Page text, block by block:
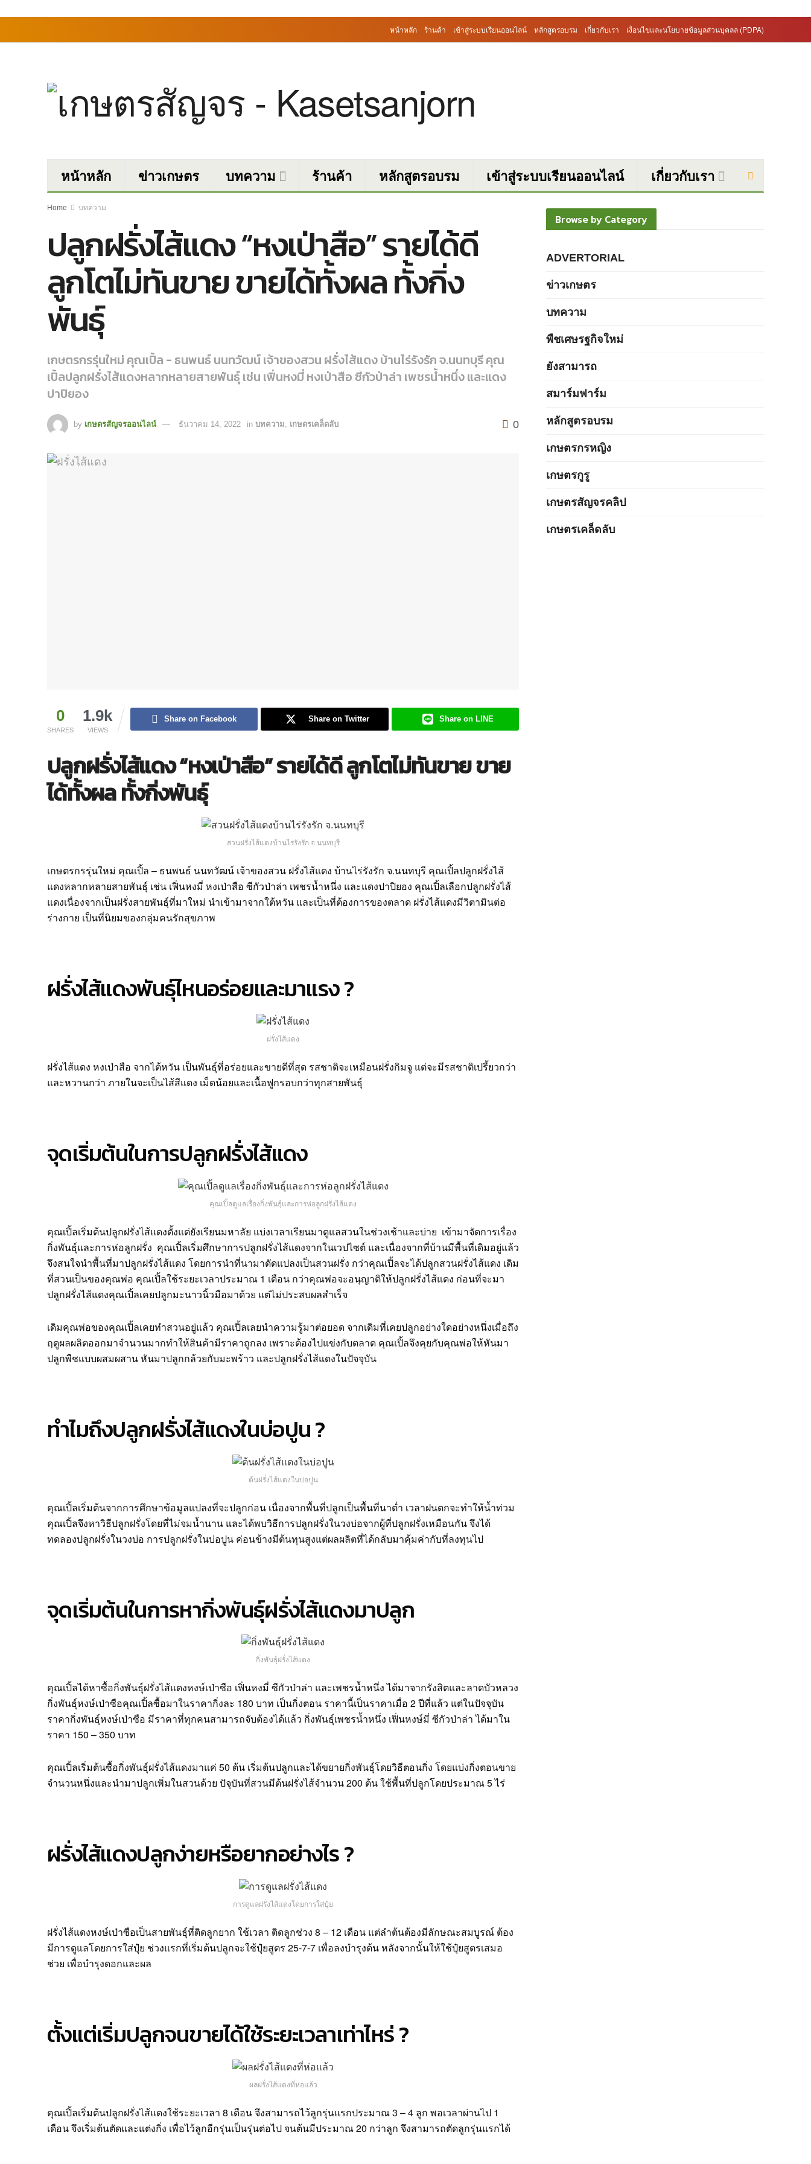
หน้าหลัก ร้านค้า เข้าสู่ระบบเรียนออนไลน์ หลักสูตรอบรม เกี่ยวกับเรา เงื่อนไขและนโยบายข้อมูลส่วนบุคลล (PDPA)
หน้าหลัก ข่าวเกษตร บทความ ร้านค้า หลักสูตรอบรม เข้าสู่ระบบเรียนออนไลน์ เกี่ยวกับเรา
Home บทความ
ปลูกฝรั่งไส้แดง “หงเป่าสือ” รายได้ดี
ลูกโตไม่ทันขาย ขายได้ทั้งผล ทั้งกิ่ง
พันธุ์
เกษตรกรรุ่นใหม่ คุณเปิ้ล - ธนพนธ์ นนทวัฒน์ เจ้าของสวน ฝรั่งไส้แดง บ้านไร่รังรัก จ.นนทบุรี คุณ
เปิ้ลปลูกฝรั่งไส้แดงหลากหลายสายพันธุ์ เช่น เฟิ่นหงมี่ หงเป่าสือ ซีกัวป่าล่า เพชรน้ำหนึ่ง และแดง
ปาปิยอง
by เกษตรสัญจรออนไลน์ ธันวาคม 14, 2022 in บทความ เกษตรเคล็ดลับ 0
0
SHARES
1.9k
VIEWS
Share on Facebook Share on Twitter Share on LINE
ปลูกฝรั่งไส้แดง “หงเป่าสือ” รายได้ดี ลูกโตไม่ทันขาย ขาย
ได้ทั้งผล ทั้งกิ่งพันธุ์
สวนฝรั่งไส้แดงบ้านไร่รังรัก จ.นนทบุรี
เกษตรกรรุ่นใหม่ คุณเปิ้ล – ธนพนธ์ นนทวัฒน์ เจ้าของสวน ฝรั่งไส้แดง บ้านไร่รังรัก จ.นนทบุรี คุณเปิ้ลปลูกฝรั่งไส้
แดงหลากหลายสายพันธุ์ เช่น เฟิ่นหงมี่ หงเป่าสือ ซีกัวป่าล่า เพชรน้ำหนึ่ง และแดงปาปิยอง คุณเปิ้ลเลือกปลูกฝรั่งไส้
แดงเนื่องจากเป็นฝรั่งสายพันธุ์ที่มาใหม่ นำเข้ามาจากใต้หวัน และเป็นที่ต้องการของตลาด ฝรั่งไส้แดงมีวิตามินต่อ
ร่างกาย เป็นที่นิยมของกลุ่มคนรักสุขภาพ
ฝรั่งไส้แดงพันธุ์ไหนอร่อยและมาแรง ?
ฝรั่งไส้แดง
ฝรั่งไส้แดง หงเป่าสือ จากไต้หวัน เป็นพันธุ์ที่อร่อยและขายดีที่สุด รสชาติจะเหมือนฝรั่งกิมจู แต่จะมีรสชาติเปรี้ยวกว่า
และหวานกว่า ภายในจะเป็นไส้สีแดง เม็ดน้อยและเนื้อฟูกรอบกว่าทุกสายพันธุ์
จุดเริ่มต้นในการปลูกฝรั่งไส้แดง
คุณเปิ้ลดูแลเรื่องกิ่งพันธุ์และการห่อลูกฝรั่งไส้แดง
คุณเปิ้ลเริ่มต้นปลูกฝรั่งไส้แดงตั้งแต่ยังเรียนมหาลัย แบ่งเวลาเรียนมาดูแลสวนในช่วงเช้าและบ่าย เข้ามาจัดการเรื่อง
กิ่งพันธุ์และการห่อลูกฝรั่ง คุณเปิ้ลเริ่มศึกษาการปลูกฝรั่งไส้แดงจากในเวปไซต์ และเนื่องจากที่บ้านมีพื้นที่เดิมอยู่แล้ว
จึงสนใจนำพื้นที่มาปลูกฝรั่งไส้แดง โดยการนำที่นามาดัดแปลงเป็นสวนฝรั่ง กว่าคุณเปิ้ลจะได้ปลูกสวนฝรั่งไส้แดง เดิม
ที่สวนเป็นของคุณพ่อ คุณเปิ้ลใช้ระยะเวลาประมาณ 1 เดือน กว่าคุณพ่อจะอนุญาติให้ปลูกฝรั่งไส้แดง ก่อนที่จะมา
ปลูกฝรั่งไส้แดงคุณเปิ้ลเคยปลูกมะนาวนิ้วมือมาด้วย แต่ไม่ประสบผลสำเร็จ
เดิมคุณพ่อของคุณเปิ้ลเคยทำสวนอยู่แล้ว คุณเปิ้ลเลยนำความรู้มาต่อยอด จากเดิมที่เคยปลูกอย่างใดอย่างหนึ่งเมื่อถึง
ฤดูผลผลิตออกมาจำนวนมากทำให้สินค้ามีราคาถูกลง เพราะต้องไปแข่งกับตลาด คุณเปิ้ลจึงคุยกับคุณพ่อให้หันมา
ปลูกพืชแบบผสมผสาน หันมาปลูกกล้วยกับมะพร้าว และปลูกฝรั่งไส้แดงในปัจจุบัน
ทำไมถึงปลูกฝรั่งไส้แดงในบ่อปูน ?
ต้นฝรั่งไส้แดงในบ่อปูน
คุณเปิ้ลเริ่มต้นจากการศึกษาข้อมูลแปลงที่จะปลูกก่อน เนื่องจากพื้นที่ปลูกเป็นพื้นที่นาต่ำ เวลาฝนตกจะทำให้น้ำท่วม
คุณเปิ้ลจึงหาวิธีปลูกฝรั่งโดยที่ไม่จมน้ำนาน และได้พบวิธีการปลูกฝรั่งในวงบ่อจากผู้ที่ปลูกฝรั่งเหมือนกัน จึงได้
ทดลองปลูกฝรั่งในวงบ่อ การปลูกฝรั่งในบ่อปูน ค่อนข้างมีต้นทุนสูงแต่ผลผลิตที่ได้กลับมาคุ้มค่ากับที่ลงทุนไป
จุดเริ่มต้นในการหากิ่งพันธุ์ฝรั่งไส้แดงมาปลูก
กิ่งพันธุ์ฝรั่งไส้แดง
คุณเปิ้ลได้หาซื้อกิ่งพันธุ์ฝรั่งไส้แดงหงษ์เป่าซือ เฟิ่นหงมี่ ซีกัวป่าล่า และเพชรน้ำหนึ่ง ได้มาจากรังสิตและลาดบัวหลวง
กิ่งพันธุ์หงษ์เป่าซือคุณเปิ้ลซื้อมาในราคากิ่งละ 180 บาท เป็นกิ่งตอน ราคานี้เป็นราคาเมื่อ 2 ปีที่แล้ว แต่ในปัจจุบัน
ราคากิ่งพันธุ์หงษ์เป่าซือ มีราคาที่ทุกคนสามารถจับต้องได้แล้ว กิ่งพันธุ์เพชรน้ำหนึ่ง เฟิ่นหงษ์มี่ ซีกัวป่าล่า ได้มาใน
ราคา 150 – 350 บาท
คุณเปิ้ลเริ่มต้นซื้อกิ่งพันธุ์ฝรั่งไส้แดงมาแค่ 50 ต้น เริ่มต้นปลูกและได้ขยายกิ่งพันธุ์โดยวิธีตอนกิ่ง โดยแบ่งกิ่งตอนขาย
จำนวนหนึ่งและนำมาปลูกเพิ่มในสวนด้วย ปัจุบันที่สวนมีต้นฝรั่งไส้จำนวน 200 ต้น ใช้พื้นที่ปลูกโดยประมาณ 5 ไร่
ฝรั่งไส้แดงปลูกง่ายหรือยากอย่างไร ?
การดูแลฝรั่งไส้แดงโดยการใส่ปุ๋ย
ฝรั่งไส้แดงหงษ์เป่าซือเป็นสายพันธุ์ที่ติดลูกยาก ใช้เวลา ติดลูกช่วง 8 – 12 เดือน แต่ลำต้นต้องมีลักษณะสมบูรณ์ ต้อง
มีการดูแลโดยการใส่ปุ๋ย ช่วงแรกที่เริ่มต้นปลูกจะใช้ปุ๋ยสูตร 25-7-7 เพื่อลงบำรุงต้น หลังจากนั้นให้ใช้ปุ๋ยสูตรเสมอ
ช่วย เพื่อบำรุงดอกและผล
ตั้งแต่เริ่มปลูกจนขายได้ใช้ระยะเวลาเท่าไหร่ ?
ผลฝรั่งไส้แดงที่ห่อแล้ว
คุณเปิ้ลเริ่มต้นปลูกฝรั่งไส้แดงใช้ระยะเวลา 8 เดือน จึงสามารถไว้ลูกรุ่นแรกประมาณ 3 – 4 ลูก พอเวลาผ่านไป 1
เดือน จึงเริ่มต้นตัดและแต่งกิ่ง เพื่อไว้ลูกอีกรุ่นเป็นรุ่นต่อไป จนต้นมีประมาณ 20 กว่าลูก จึงสามารถตัดลูกรุ่นแรกได้
Browse by Category
ADVERTORIAL
ข่าวเกษตร
บทความ
พืชเศษรฐกิจใหม่
ยังสามารถ
สมาร์มฟาร์ม
หลักสูตรอบรม
เกษตรกรหญิง
เกษตรกูรู
เกษตรสัญจรคลิป
เกษตรเคล็ดลับ